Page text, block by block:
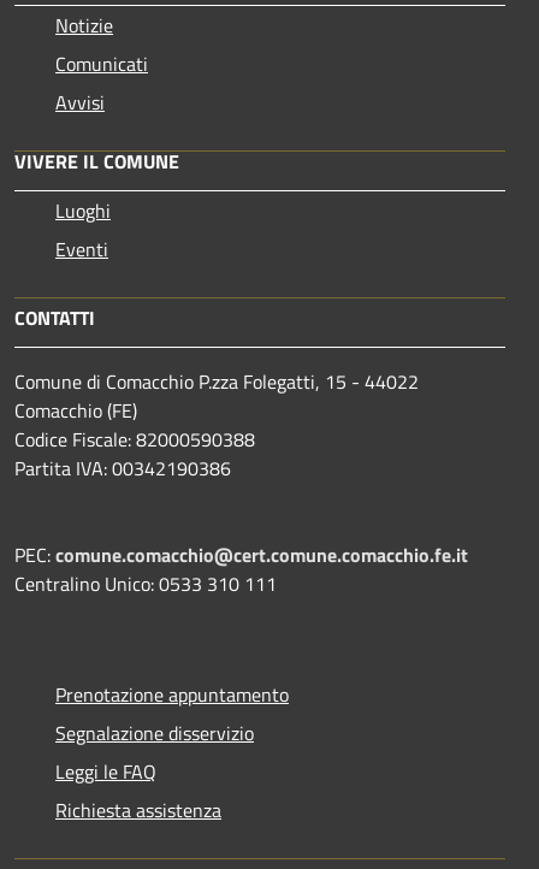
Notizie
Comunicati
Avvisi
VIVERE IL COMUNE
Luoghi
Eventi
CONTATTI
Comune di Comacchio P.zza Folegatti, 15 - 44022
Comacchio (FE)
Codice Fiscale: 82000590388
Partita IVA: 00342190386
PEC:comune.comacchio@cert.comune.comacchio.fe.it
Centralino Unico: 0533 310 111
Prenotazione appuntamento
Segnalazione disservizio
Leggi le FAQ
Richiesta assistenza